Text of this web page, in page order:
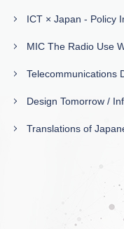
ICT × Japan - Policy
MIC The Radio Use
Telecommunications
Design Tomorrow /
Translations of